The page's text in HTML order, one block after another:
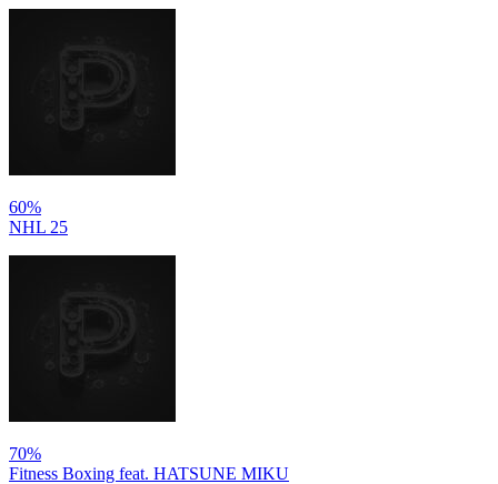
60%
NHL 25
70%
Fitness Boxing feat. HATSUNE MIKU